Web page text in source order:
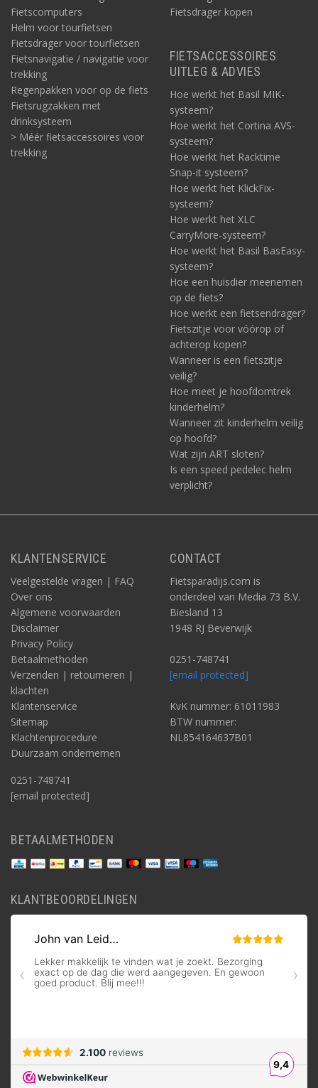
Fietscomputers
Helm voor tourfietsen
Fietsdrager voor tourfietsen
Fietsnavigatie / navigatie voor
trekking
Regenpakken voor op de fiets
Fietsrugzakken met
drinksysteem
> Méér fietsaccessoires voor
trekking
Fietsdrager kopen
FIETSACCESSOIRES
UITLEG & ADVIES
Hoe werkt het Basil MIK-
systeem?
Hoe werkt het Cortina AVS-
systeem?
Hoe werkt het Racktime
Snap-it systeem?
Hoe werkt het KlickFix-
systeem?
Hoe werkt het XLC
CarryMore-systeem?
Hoe werkt het Basil BasEasy-
systeem?
Hoe een huisdier meenemen
op de fiets?
Hoe werkt een fietsendrager?
Fietszitje voor vóórop of
achterop kopen?
Wanneer is een fietszitje
veilig?
Hoe meet je hoofdomtrek
kinderhelm?
Wanneer zit kinderhelm veilig
op hoofd?
Wat zijn ART sloten?
Is een speed pedelec helm
verplicht?
KLANTENSERVICE
Veelgestelde vragen | FAQ
Over ons
Algemene voorwaarden
Disclaimer
Privacy Policy
Betaalmethoden
Verzenden | retourneren |
klachten
Klantenservice
Sitemap
Klachtenprocedure
Duurzaam ondernemen
0251-748741
[email protected]
CONTACT
Fietsparadijs.com is
onderdeel van Media 73 B.V.
Biesland 13
1948 RJ Beverwijk
0251-748741
[email protected]
KvK nummer: 61011983
BTW nummer:
NL854164637B01
BETAALMETHODEN
KLANTBEOORDELINGEN